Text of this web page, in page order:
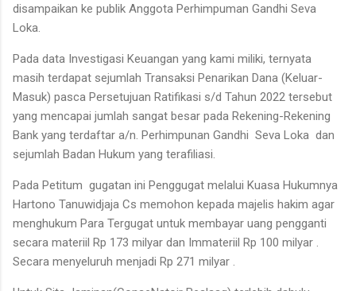
disampaikan ke publik Anggota Perhimpuman Gandhi Seva
Loka.
Pada data Investigasi Keuangan yang kami miliki, ternyata
masih terdapat sejumlah Transaksi Penarikan Dana (Keluar-
Masuk) pasca Persetujuan Ratifikasi s/d Tahun 2022 tersebut
yang mencapai jumlah sangat besar pada Rekening-Rekening
Bank yang terdaftar a/n. Perhimpunan Gandhi Seva Loka dan
sejumlah Badan Hukum yang terafiliasi.
Pada Petitum gugatan ini Penggugat melalui Kuasa Hukumnya
Hartono Tanuwidjaja Cs memohon kepada majelis hakim agar
menghukum Para Tergugat untuk membayar uang pengganti
secara materiil Rp 173 milyar dan Immateriil Rp 100 milyar .
Secara menyeluruh menjadi Rp 271 milyar .